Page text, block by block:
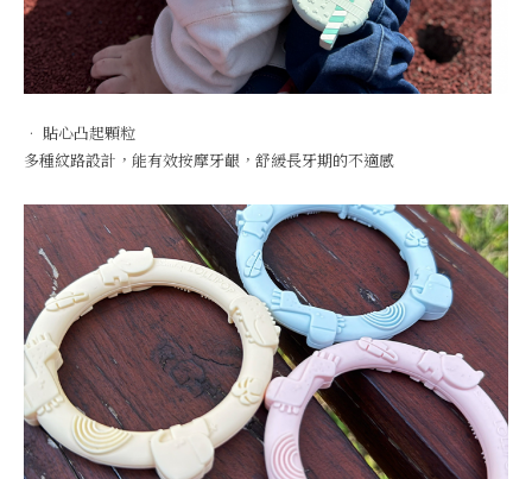
• 貼心凸起顆粒
多種紋路設計，能有效按摩牙齦，舒緩長牙期的不適感